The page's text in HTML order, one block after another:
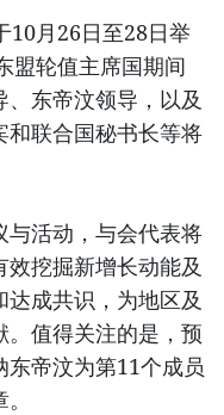
10月26日至28日举
盟轮值主席国期间
东帝汶领导，以及
和联合国秘书长等将
与活动，与会代表将
挖掘新增长动能及
成共识，为地区及
值得关注的是，预
帝汶为第11个成员